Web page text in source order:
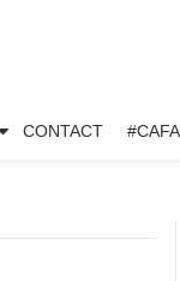
CONTACT